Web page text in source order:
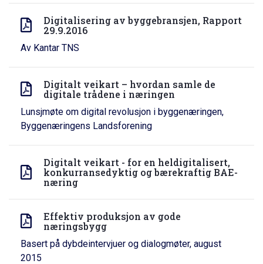
Digitalisering av byggebransjen, Rapport
29.9.2016
Av Kantar TNS
Digitalt veikart – hvordan samle de
digitale trådene i næringen
Lunsjmøte om digital revolusjon i byggenæringen,
Byggenæringens Landsforening
Digitalt veikart - for en heldigitalisert,
konkurransedyktig og bærekraftig BAE-
næring
Effektiv produksjon av gode
næringsbygg
Basert på dybdeintervjuer og dialogmøter, august
2015